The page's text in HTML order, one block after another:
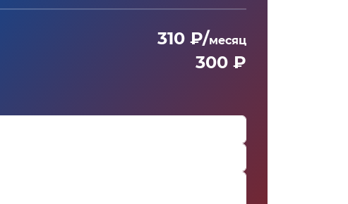
310 ₽/месяц
300 ₽